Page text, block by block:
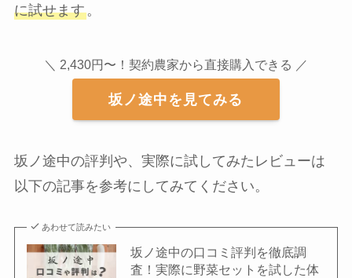
に試せます。
＼ 2,430円〜！契約農家から直接購入できる ／
坂ノ途中を見てみる
坂ノ途中の評判や、実際に試してみたレビューは
以下の記事を参考にしてみてください。
あわせて読みたい
坂ノ途中の口コミ評判を徹底調
査！実際に野菜セットを試した体